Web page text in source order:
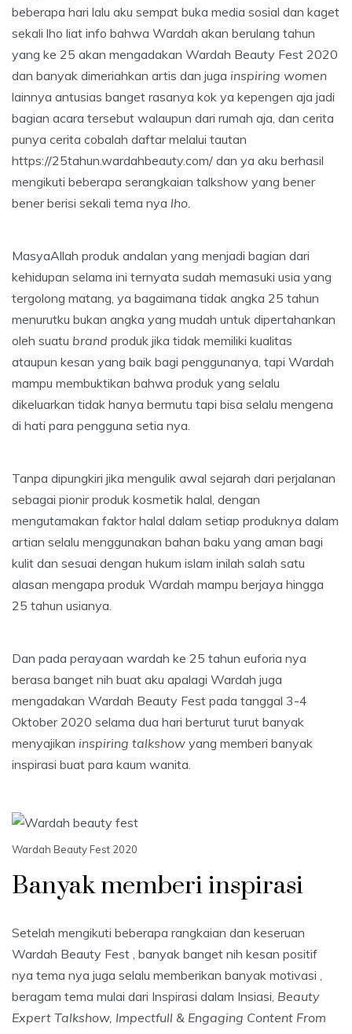
beberapa hari lalu aku sempat buka media sosial dan kaget
sekali lho liat info bahwa Wardah akan berulang tahun
yang ke 25 akan mengadakan Wardah Beauty Fest 2020
dan banyak dimeriahkan artis dan juga inspiring women
lainnya antusias banget rasanya kok ya kepengen aja jadi
bagian acara tersebut walaupun dari rumah aja, dan cerita
punya cerita cobalah daftar melalui tautan
https://25tahun.wardahbeauty.com/ dan ya aku berhasil
mengikuti beberapa serangkaian talkshow yang bener
bener berisi sekali tema nya lho.
MasyaAllah produk andalan yang menjadi bagian dari
kehidupan selama ini ternyata sudah memasuki usia yang
tergolong matang, ya bagaimana tidak angka 25 tahun
menurutku bukan angka yang mudah untuk dipertahankan
oleh suatu brand produk jika tidak memiliki kualitas
ataupun kesan yang baik bagi penggunanya, tapi Wardah
mampu membuktikan bahwa produk yang selalu
dikeluarkan tidak hanya bermutu tapi bisa selalu mengena
di hati para pengguna setia nya.
Tanpa dipungkiri jika mengulik awal sejarah dari perjalanan
sebagai pionir produk kosmetik halal, dengan
mengutamakan faktor halal dalam setiap produknya dalam
artian selalu menggunakan bahan baku yang aman bagi
kulit dan sesuai dengan hukum islam inilah salah satu
alasan mengapa produk Wardah mampu berjaya hingga
25 tahun usianya.
Dan pada perayaan wardah ke 25 tahun euforia nya
berasa banget nih buat aku apalagi Wardah juga
mengadakan Wardah Beauty Fest pada tanggal 3-4
Oktober 2020 selama dua hari berturut turut banyak
menyajikan inspiring talkshow yang memberi banyak
inspirasi buat para kaum wanita.
Wardah Beauty Fest 2020
Banyak memberi inspirasi
Setelah mengikuti beberapa rangkaian dan keseruan
Wardah Beauty Fest , banyak banget nih kesan positif
nya tema nya juga selalu memberikan banyak motivasi ,
beragam tema mulai dari Inspirasi dalam Insiasi, Beauty
Expert Talkshow, Impectfull & Engaging Content From